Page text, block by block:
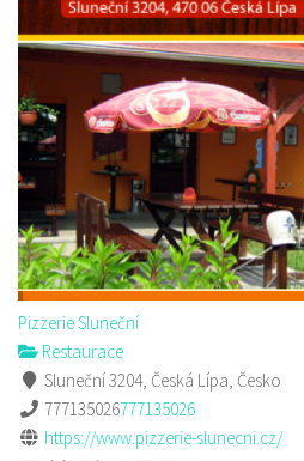
Pizzerie Sluneční
Restaurace
Sluneční 3204, Česká Lípa, Česko
777135026777135026
https://www.pizzerie-slunecni.cz/